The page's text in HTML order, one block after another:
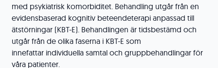
med psykiatrisk komorbiditet. Behandling utgår från en
evidensbaserad kognitiv beteendeterapi anpassad till
ätstörningar (KBT-E). Behandlingen är tidsbestämd och
utgår från de olika faserna i KBT-E som
innefattar individuella samtal och gruppbehandlingar för
våra patienter.